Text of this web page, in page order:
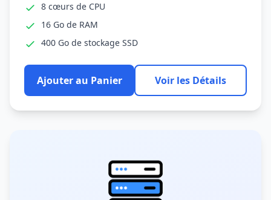
8 cœurs de CPU
16 Go de RAM
400 Go de stockage SSD
Ajouter au Panier Voir les Détails